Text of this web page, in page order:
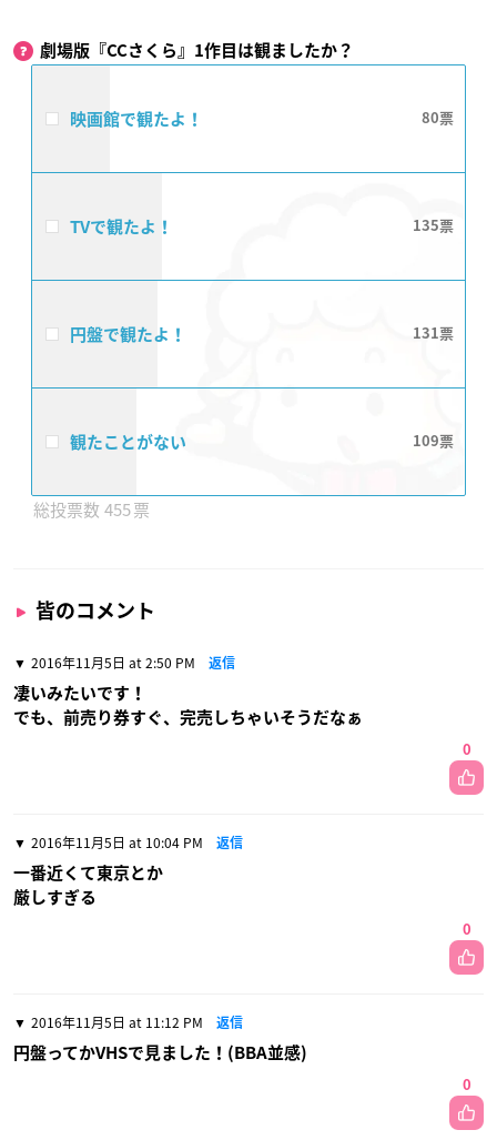
劇場版『CCさくら』1作目は観ましたか？
映画館で観たよ！ 80
TVで観たよ！ 135
円盤で観たよ！ 131
観たことがない 109
455
皆のコメント
2016年11月5日 at 2:50 PM 返信
凄いみたいです！
でも、前売り券すぐ、完売しちゃいそうだなぁ
0
2016年11月5日 at 10:04 PM 返信
一番近くて東京とか
厳しすぎる
0
2016年11月5日 at 11:12 PM 返信
円盤ってかVHSで見ました！(BBA並感)
0